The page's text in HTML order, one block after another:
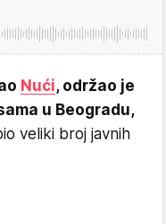
Nući, održao je
u Beogradu,
veliki broj javnih